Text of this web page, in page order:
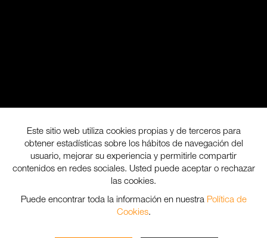
Este sitio web utiliza cookies propias y de terceros para
obtener estadísticas sobre los hábitos de navegación del
usuario, mejorar su experiencia y permitirle compartir
contenidos en redes sociales. Usted puede aceptar o rechazar
las cookies.
Puede encontrar toda la información en nuestra Política de
Cookies.